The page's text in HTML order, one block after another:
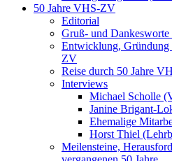
50 Jahre VHS-ZV
Editorial
Gruß- und Dankesworte
Entwicklung, Gründung
ZV
Reise durch 50 Jahre
Interviews
Michael Scholle
Janine Brigant-
Ehemalige
Horst Thiel
Meilensteine,